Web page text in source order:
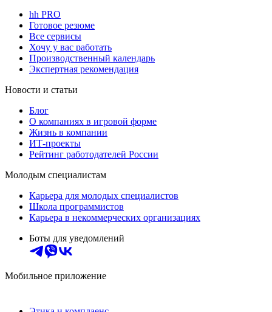
hh PRO
Готовое резюме
Все сервисы
Хочу у вас работать
Производственный календарь
Экспертная рекомендация
Новости и статьи
Блог
О компаниях в игровой форме
Жизнь в компании
ИТ-проекты
Рейтинг работодателей России
Молодым специалистам
Карьера для молодых специалистов
Школа программистов
Карьера в некоммерческих организациях
Боты для уведомлений
Мобильное приложение